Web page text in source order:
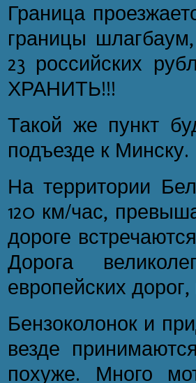
Граница
границы
23 российских
ХРАНИТЬ!!!
Такой же пункт
подъезде к Минску.
На территории
120 км/час,
дороге
Дорога
европейских
Бензоколонок и
везде
похуже. Много